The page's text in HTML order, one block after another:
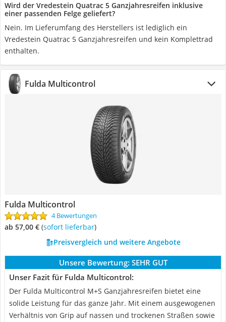
Wird der Vredestein Quatrac 5 Ganzjahresreifen inklusive
einer passenden Felge geliefert?
Nein. Im Lieferumfang des Herstellers ist lediglich ein
Vredestein Quatrac 5 Ganzjahresreifen und kein Komplettrad
enthalten.
Fulda Multicontrol
Fulda Multicontrol
4 Bewertungen
ab 57,00 € ( Sofort lieferbar)
Preisvergleich und weitere Angebote
Unsere Bewertung: SEHR GUT
Unser Fazit für Fulda Multicontrol:
Der Fulda Multicontrol M+S Ganzjahresreifen bietet eine
solide Leistung für das ganze Jahr. Mit einem ausgewogenen
Verhältnis von Grip auf nassen und trockenen Straßen sowie